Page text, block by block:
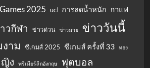
2025 ucl การลดน้ำหนัก กาแฟ
วกีฬา ข่าวด่วน ข่าวมวย ข่าววันนี้
าม ซีเกมส์ 2025 ซีเกมส์ ครั้งที่ 33 ทอง
ง พรีเมียร์ลีกอังกฤษ ฟุตบอล